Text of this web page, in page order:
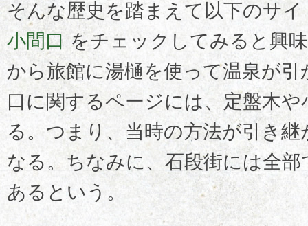
そんな歴史を踏まえて以下のサ
小間口 をチェックしてみると興
から旅館に湯樋を使って温泉が
口に関するページには、定盤木
る。つまり、当時の方法が引き
なる。ちなみに、石段街には全
あるという。